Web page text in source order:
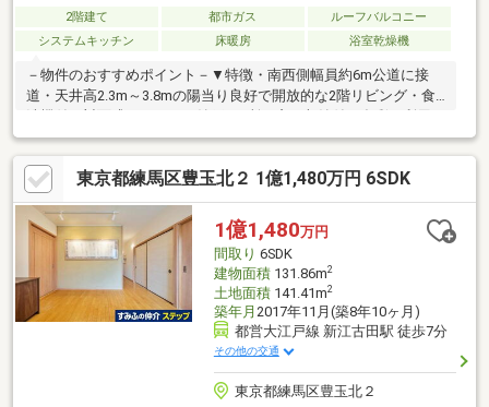
2階建て 都市ガス
ルーフバルコニー
システムキッチン
床暖房 浴室乾燥機
－物件のおすすめポイント－▼特徴・南西側幅員約6m公道に接
道・天井高2.3m～3.8mの陽当り良好で開放的な2階リビング・食
可・ルーフバルコニー付・駐車場有(車種による／EV・PHEV充電
用屋外コンセント有)▼設備・床暖房(LD)・浴室は、浴室乾燥機・
TV・ミストサウナ付・2ボウル洗面台▼周辺環境・まいばすけっ
と小竹町1丁目店 徒歩4分(約260m)※建物面積には車庫面積16.90平
米を含む■ ご希望の住まい探しをお手伝いします
━━━━━・・・物件の詳細・ご相談はお気軽にお問い合わせく
ださい。
東京都練馬区豊玉北２ 1億1,480万円 6SDK
1億1,480万円
間取り 6SDK
建物面積131.86m2
土地面積141.41m2
築年月 2017年11月(築8年10ヶ月)
都営大江戸線 新江古田駅 徒歩7分
その他の交通
東京都練馬区豊玉北２